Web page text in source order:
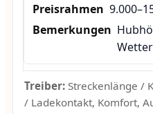
Treiber:Streckenlänge /
/ Ladekontakt, Komfort,